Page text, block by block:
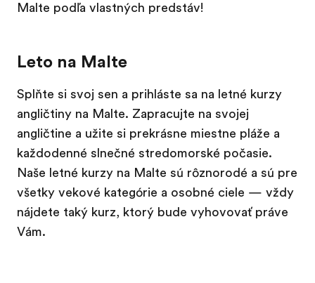
Malte podľa vlastných predstáv!
Leto na Malte
Splňte si svoj sen a prihláste sa na letné kurzy
angličtiny na Malte. Zapracujte na svojej
angličtine a užite si prekrásne miestne pláže a
každodenné slnečné stredomorské počasie.
Naše letné kurzy na Malte sú rôznorodé a sú pre
všetky vekové kategórie a osobné ciele — vždy
nájdete taký kurz, ktorý bude vyhovovať práve
Vám.